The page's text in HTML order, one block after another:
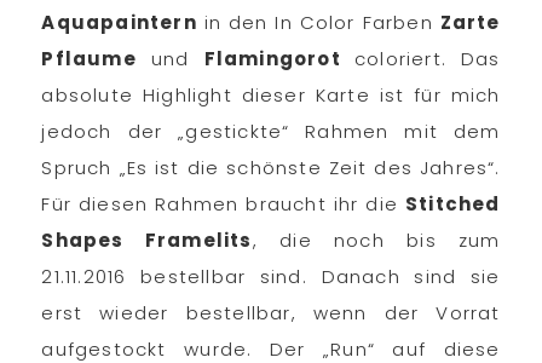
Aquapaintern in den In Color Farben Zarte
Pflaume und Flamingorot coloriert. Das
absolute Highlight dieser Karte ist für mich
jedoch der „gestickte“ Rahmen mit dem
Spruch „Es ist die schönste Zeit des Jahres“.
Für diesen Rahmen braucht ihr die Stitched
Shapes Framelits, die noch bis zum
21.11.2016 bestellbar sind. Danach sind sie
erst wieder bestellbar, wenn der Vorrat
aufgestockt wurde. Der „Run“ auf diese